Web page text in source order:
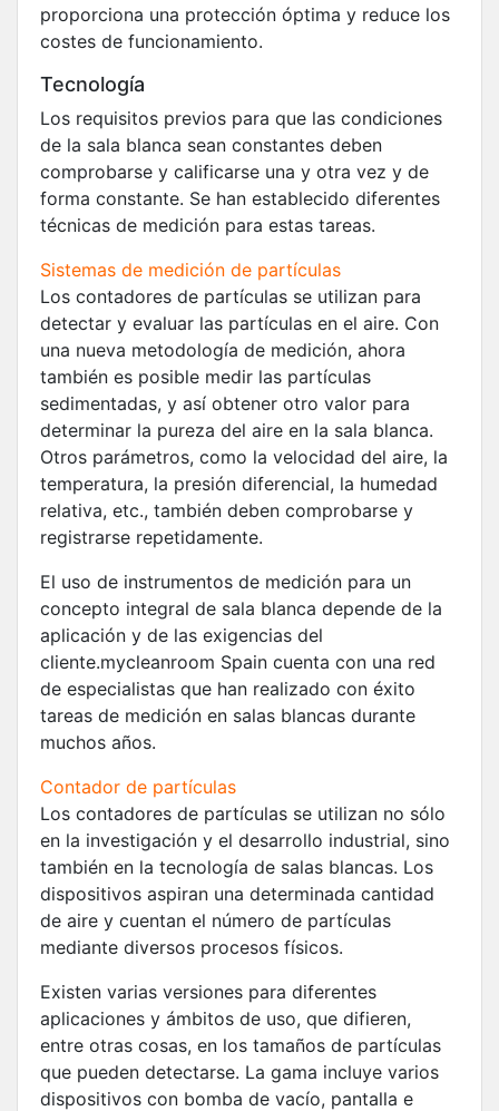
proporciona una protección óptima y reduce los
costes de funcionamiento.
Tecnología
Los requisitos previos para que las condiciones
de la sala blanca sean constantes deben
comprobarse y calificarse una y otra vez y de
forma constante. Se han establecido diferentes
técnicas de medición para estas tareas.
Sistemas de medición de partículas
Los contadores de partículas se utilizan para
detectar y evaluar las partículas en el aire. Con
una nueva metodología de medición, ahora
también es posible medir las partículas
sedimentadas, y así obtener otro valor para
determinar la pureza del aire en la sala blanca.
Otros parámetros, como la velocidad del aire, la
temperatura, la presión diferencial, la humedad
relativa, etc., también deben comprobarse y
registrarse repetidamente.
El uso de instrumentos de medición para un
concepto integral de sala blanca depende de la
aplicación y de las exigencias del
cliente.mycleanroom Spain cuenta con una red
de especialistas que han realizado con éxito
tareas de medición en salas blancas durante
muchos años.
Contador de partículas
Los contadores de partículas se utilizan no sólo
en la investigación y el desarrollo industrial, sino
también en la tecnología de salas blancas. Los
dispositivos aspiran una determinada cantidad
de aire y cuentan el número de partículas
mediante diversos procesos físicos.
Existen varias versiones para diferentes
aplicaciones y ámbitos de uso, que difieren,
entre otras cosas, en los tamaños de partículas
que pueden detectarse. La gama incluye varios
dispositivos con bomba de vacío, pantalla e